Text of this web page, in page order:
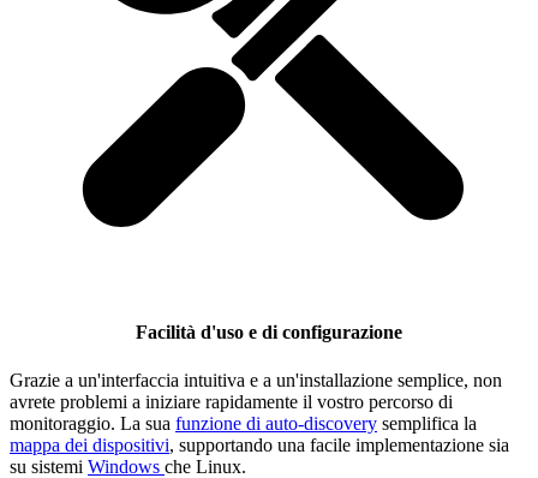
Facilità d'uso e di configurazione
Grazie a un'interfaccia intuitiva e a un'installazione semplice, non
avrete problemi a iniziare rapidamente il vostro percorso di
monitoraggio. La sua funzione di auto-discovery semplifica la
mappa dei dispositivi, supportando una facile implementazione sia
su sistemi Windows che Linux.